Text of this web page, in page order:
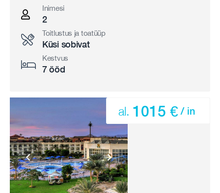
Inimesi
2
Toitlustus ja toatüüp
Küsi sobivat
Kestvus
7 ööd
al. 1015 € / in